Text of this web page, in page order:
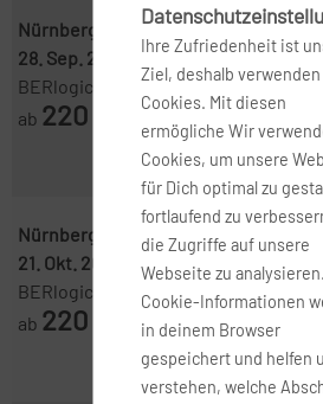
Nürnberg ( NUE )-Hamburg ( HAM )
28. Sep. 2026
29. Sep. 2026
BERlogic
ab 220
Nürnberg ( NUE ) -Hamburg ( HAM )
21. Okt. 2026
22. Okt. 2026
BERlogic
ab 220
Ihre Zufriedenheit ist
Ziel, deshalb
Cookies. Mit diesen
ermögliche Wir
Cookies, um unsere
für Dich optimal zu
fortlaufend zu
die Zugriffe auf unsere
Webseite zu analysieren.
Cookie-Informationen
in deinem Browser
gespeichert und helfen
verstehen, welche